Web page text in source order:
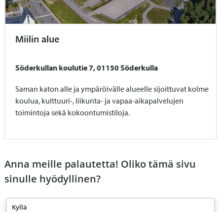
Miilin alue
Söderkullan koulutie 7, 01150 Söderkulla
Saman katon alle ja ympäröivälle alueelle sijoittuvat kolme
koulua, kulttuuri-, liikunta- ja vapaa-aikapalvelujen
toimintoja sekä kokoontumistiloja.
Anna meille palautetta! Oliko tämä sivu
sinulle hyödyllinen?
Kyllä